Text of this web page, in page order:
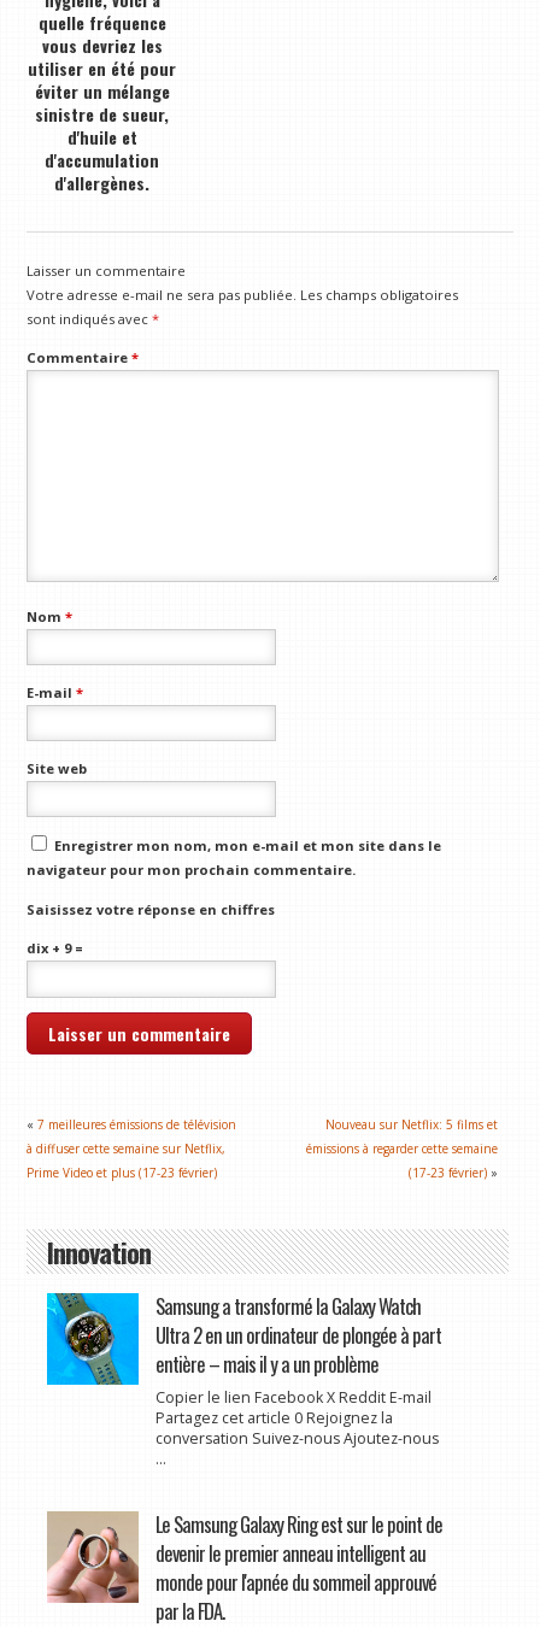
quelle fréquence
vous devriez les
utiliser en été pour
éviter un mélange
sinistre de sueur,
d'huile et
d'accumulation
d'allergènes.
Laisser un commentaire
Votre adresse e-mail ne sera pas publiée. Les champs obligatoires
sont indiqués avec*
Commentaire*
Nom*
E-mail*
Site web
Enregistrer mon nom, mon e-mail et mon site dans le
navigateur pour mon prochain commentaire.
Saisissez votre réponse en chiffres
dix + 9 =
«7 meilleures émissions de télévision
à diffuser cette semaine sur Netflix,
Prime Video et plus (17-23 février)
Nouveau sur Netflix: 5 films et
émissions à regarder cette semaine
(17-23 février) »
Innovation
Samsung a transformé la Galaxy Watch
Ultra 2 en un ordinateur de plongée à part
entière – mais il y a un problème
Copier le lien Facebook X Reddit E-mail
Partagez cet article 0 Rejoignez la
conversation Suivez-nous Ajoutez-nous
...
Le Samsung Galaxy Ring est sur le point de
devenir le premier anneau intelligent au
monde pour l'apnée du sommeil approuvé
par la FDA.